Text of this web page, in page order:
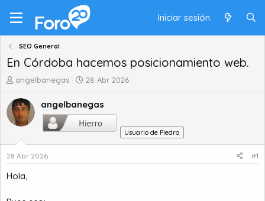
Iniciar sesión
SEO General
En Córdoba hacemos posicionamiento web.
A
t
o
r
e
t
m
angelbanegas
F
c
h
a
e
28 Abr 2026
angelbanegas
Usuario de Piedra
28 Abr 2026 #1
Hola,